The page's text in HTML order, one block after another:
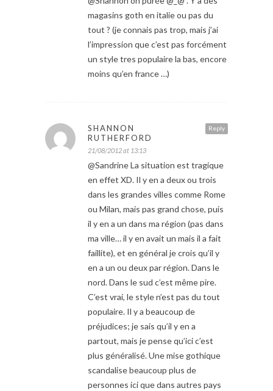
magasins goth en italie ou pas du
tout ? (je connais pas trop, mais j’ai
l’impression que c’est pas forcément
un style tres populaire la bas, encore
moins qu’en france …)
Reply
SHANNON
RUTHERFORD
21/08/2012 at 13:13
@Sandrine La situation est tragique
en effet XD. Il y en a deux ou trois
dans les grandes villes comme Rome
ou Milan, mais pas grand chose, puis
il y en a un dans ma région (pas dans
ma ville… il y en avait un mais il a fait
faillite), et en général je crois qu’il y
en a un ou deux par région. Dans le
nord. Dans le sud c’est même pire.
C’est vrai, le style n’est pas du tout
populaire. Il y a beaucoup de
préjudices; je sais qu’il y en a
partout, mais je pense qu’ici c’est
plus généralisé. Une mise gothique
scandalise beaucoup plus de
personnes ici que dans autres pays